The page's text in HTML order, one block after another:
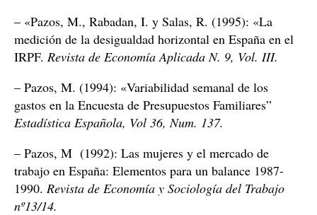
– «Pazos, M., Rabadan, I. y Salas, R. (1995): «La
medición de la desigualdad horizontal en España en el
IRPF. Revista de Economía Aplicada N. 9, Vol. III.
– Pazos, M. (1994): «Variabilidad semanal de los
gastos en la Encuesta de Presupuestos Familiares”
Estadística Española, Vol 36, Num. 137.
– Pazos, M (1992): Las mujeres y el mercado de
trabajo en España: Elementos para un balance 1987-
1990. Revista de Economía y Sociología del Trabajo
nº13/14.